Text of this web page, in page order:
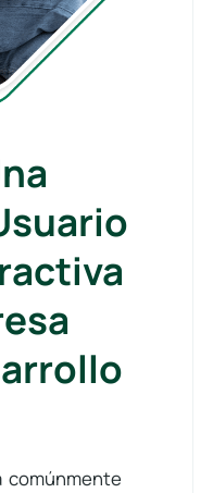
comúnmente